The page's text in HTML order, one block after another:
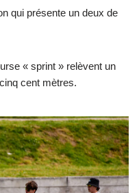
qui présente un deux de
« sprint » relèvent un
cent mètres.